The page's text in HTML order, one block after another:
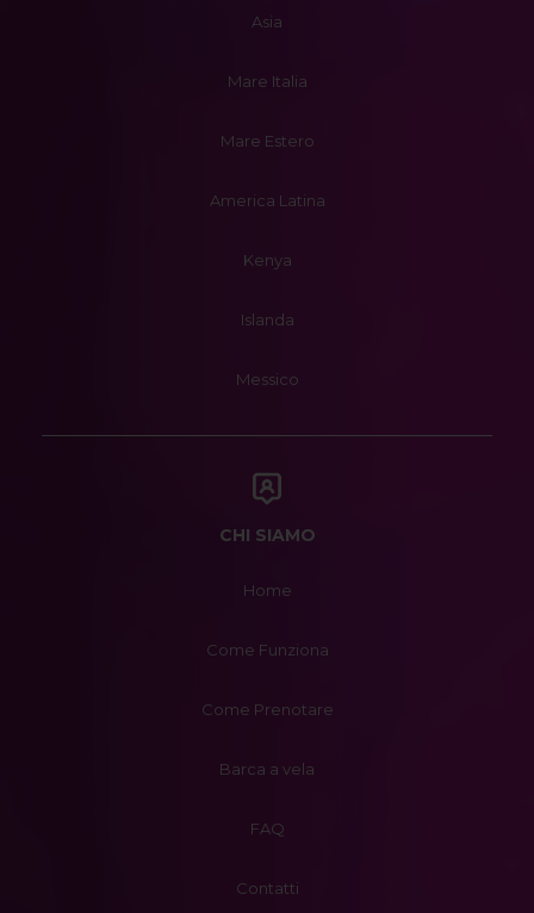
Asia
Mare Italia
Mare Estero
America Latina
Kenya
Islanda
Messico
CHI SIAMO
Home
Come Funziona
Come Prenotare
Barca a vela
FAQ
Contatti